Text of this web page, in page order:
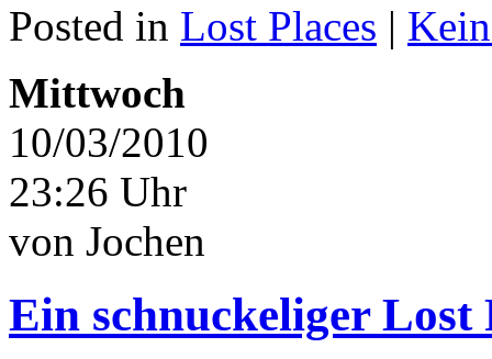
Posted in Lost Places |
Mittwoch
10/03/2010
23:26 Uhr
von Jochen
Ein schnuckeliger Lost